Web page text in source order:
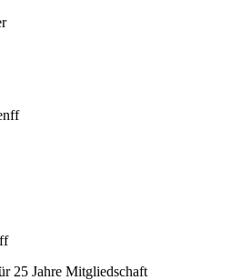
25 Jahre Mitgliedschaft